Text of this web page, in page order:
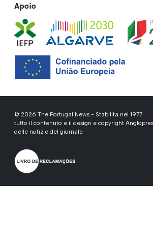
Apoio
© 2026 The Portugal News - Stabilita nel 1977
tutto il contenuto e il design e copyright
delle notizie del giornale